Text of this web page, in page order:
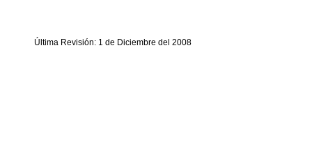
Última Revisión: 1 de Diciembre del 2008